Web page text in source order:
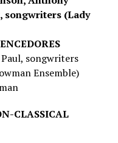
songwriters (Lady
songwriters
Ensemble)
CLASSICAL